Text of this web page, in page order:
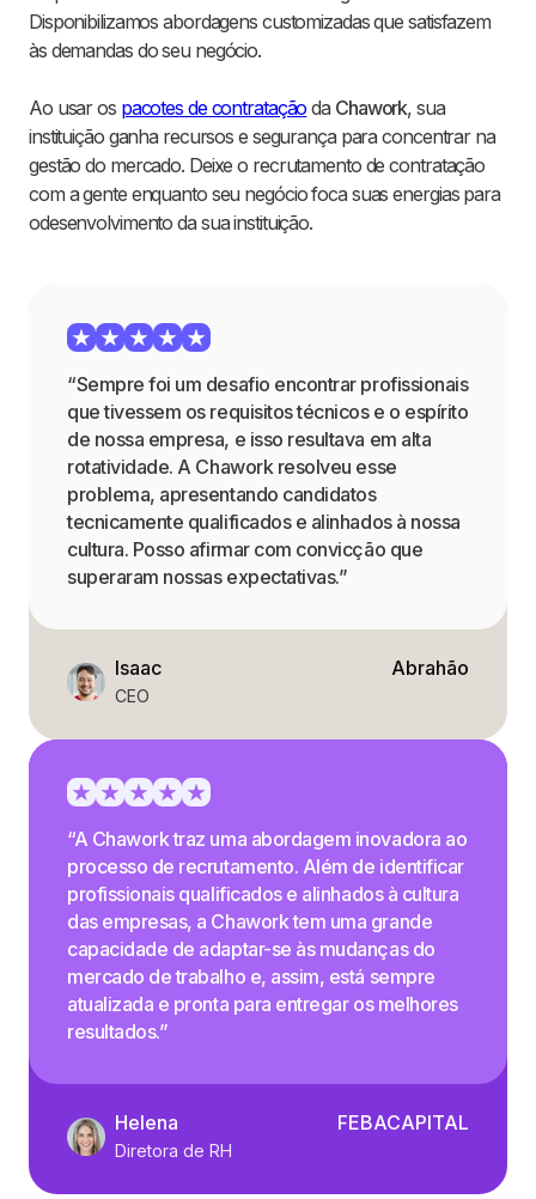
Disponibilizamos abordagens customizadas que satisfazem
às demandas do seu negócio.
Ao usar os pacotes de contratação da Chawork, sua
instituição ganha recursos e segurança para concentrar na
gestão do mercado. Deixe o recrutamento de contratação
com a gente enquanto seu negócio foca suas energias para
odesenvolvimento da sua instituição.
“Sempre foi um desafio encontrar profissionais
que tivessem os requisitos técnicos e o espírito
de nossa empresa, e isso resultava em alta
rotatividade. A Chawork resolveu esse
problema, apresentando candidatos
tecnicamente qualificados e alinhados à nossa
cultura. Posso afirmar com convicção que
superaram nossas expectativas.”
Isaac
CEO
Abrahão
“A Chawork traz uma abordagem inovadora ao
processo de recrutamento. Além de identificar
profissionais qualificados e alinhados à cultura
das empresas, a Chawork tem uma grande
capacidade de adaptar-se às mudanças do
mercado de trabalho e, assim, está sempre
atualizada e pronta para entregar os melhores
resultados.”
Helena
Diretora de RH
FEBACAPITAL